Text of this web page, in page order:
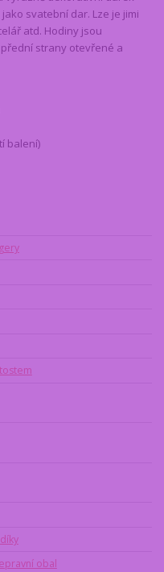
svatební dar. Lze je jimi
atd. Hodiny jsou
strany otevřené a
balení)
obal